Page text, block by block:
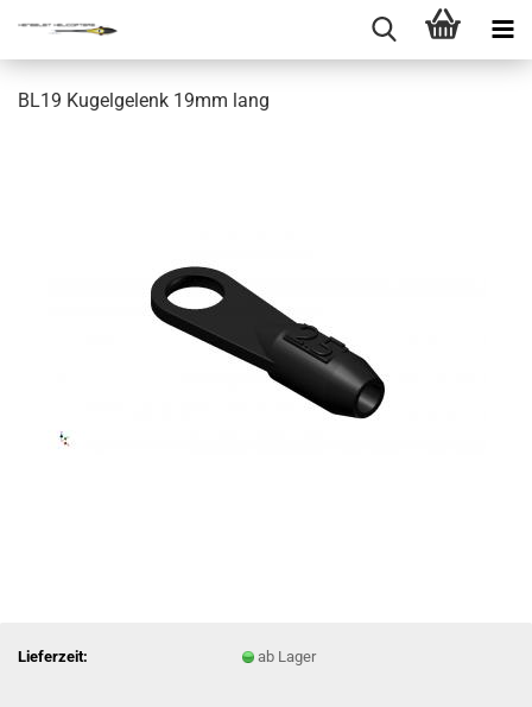
BL19 Kugelgelenk 19mm lang
Lieferzeit: ab Lager